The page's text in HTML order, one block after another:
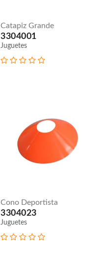
Catapiz Grande
3304001
Juguetes
Cono Deportista
3304023
Juguetes